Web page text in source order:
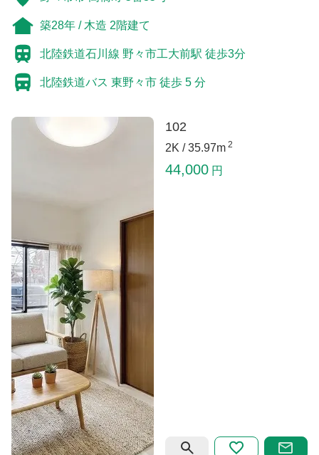
築28年 / 木造 2階建て
北陸鉄道石川線 野々市工大前駅 徒歩3分
北陸鉄道バス 東野々市 徒歩 5 分
102
2K /35.97m 2
44,000 円